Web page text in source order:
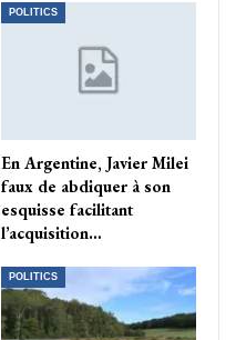
POLITICS
En Argentine, Javier Milei
faux de abdiquer à son
esquisse facilitant
l’acquisition…
POLITICS